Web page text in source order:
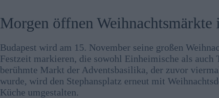
Morgen öffnen Weihnachtsmärkte
Budapest wird am 15. November seine großen
Festzeit markieren, die sowohl Einheimische als auch
berühmte Markt der Adventsbasilika, der zuvor
wurde, wird den Stephansplatz erneut mit
Küche umgestalten.